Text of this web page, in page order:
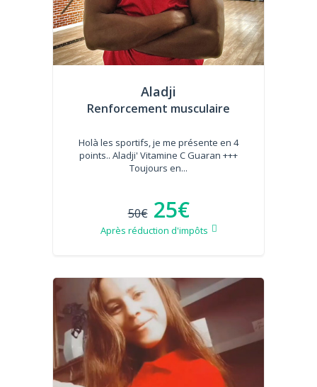
Aladji
Renforcement musculaire
Holà les sportifs, je me présente en 4
points.. Aladji' Vitamine C Guaran +++
Toujours en...
50€ 25€
Après réduction d'impôts